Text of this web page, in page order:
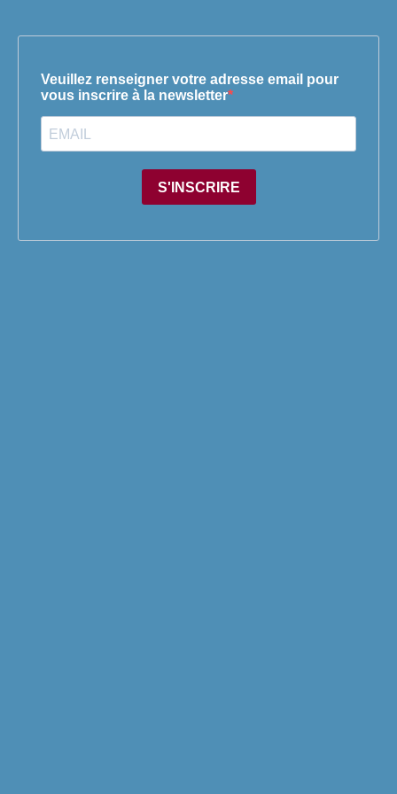
Veuillez renseigner votre adresse email pour
vous inscrire à la newsletter
S'INSCRIRE